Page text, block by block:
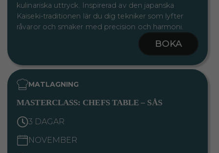
kulinariska uttryck. Inspirerad av den japanska
Kaiseki-traditionen lär du dig tekniker som lyfter
råvaror och smaker med precision och harmoni.
BOKA
MATLAGNING
MASTERCLASS: CHEFS TABLE – SÅS
3 DAGAR
NOVEMBER